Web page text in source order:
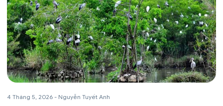
4 Tháng 5, 2026 - Nguyễn Tuyết Anh